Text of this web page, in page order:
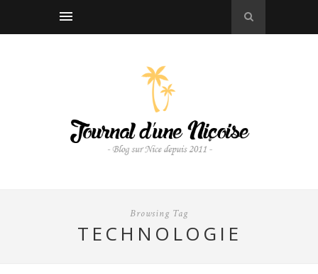
Browsing Tag
TECHNOLOGIE